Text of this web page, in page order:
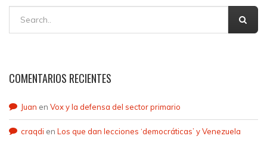
COMENTARIOS RECIENTES
Juan en Vox y la defensa del sector primario
craqdi en Los que dan lecciones ‘democráticas’ y Venezuela